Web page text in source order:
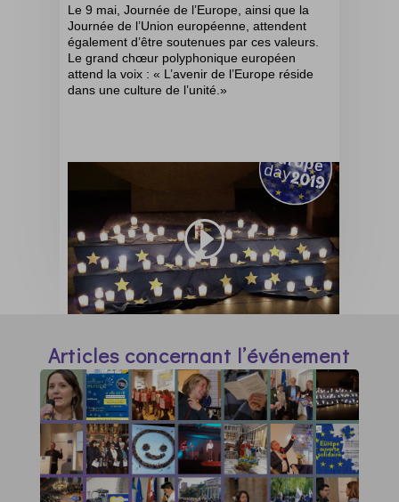
Le 9 mai, Journée de l’Europe, ainsi que la
Journée de l’Union européenne, attendent
également d’être soutenues par ces valeurs.
Le grand chœur polyphonique européen
attend la voix : « L’avenir de l’Europe réside
dans une culture de l’unité.»
Articles concernant l’événement